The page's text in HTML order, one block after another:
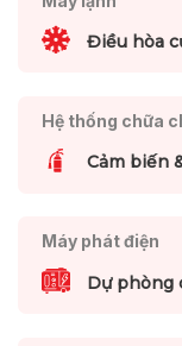
Điều hòa
Hệ thống chữa
Cảm biến
Máy phát điện
Dự phòng